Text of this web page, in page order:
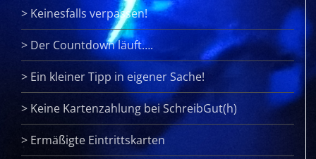
> Keinesfalls verpassen!
> Der Countdown läuft….
> Ein kleiner Tipp in eigener Sache!
> Keine Kartenzahlung bei SchreibGut(h)
> Ermäßigte Eintrittskarten